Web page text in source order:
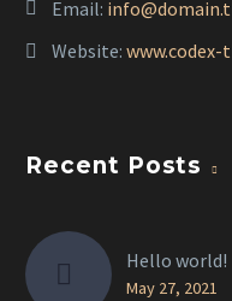
Email:
Website: www.codex-
Recent Posts
Hello world!
May 27, 2021